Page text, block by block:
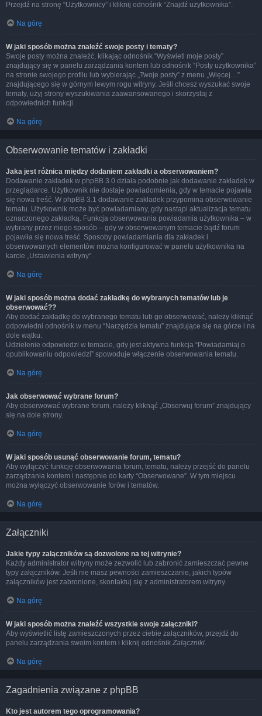
Przejdź na stronę “Użytkownicy” i kliknij odnośnik “Znajdź użytkownika”.
Na górę
W jaki sposób można znaleźć swoje posty i tematy?
Swoje posty można znaleźć, klikając odnośnik “Wyświetl moje posty”
znajdujący się w panelu zarządzania kontem lub odnośnik “Posty użytkownika”
na stronie swojego profilu lub wybierając „Twoje posty” z menu „Więcej…”
znajdującego się w górnym lewym rogu witryny. Jeśli chcesz wyszukać swoje
tematy, użyj strony wyszukiwania zaawansowanego i skorzystaj z
odpowiednich funkcji.
Na górę
Obserwowanie tematów i zakładki
Jaka jest różnica między dodaniem zakładki a obserwowaniem?
Dodawanie zakładek w phpBB 3.0 działa podobnie jak dodawanie zakładek w
przeglądarce. Użytkownik nie dostaje powiadomienia, gdy w temacie pojawia
się nowa treść. W phpBB 3.1 dodawanie zakładek przypomina obserwowanie
tematu. Użytkownik może być powiadamiany, gdy nastąpi aktualizacja tematu
oznaczonego zakładką. Funkcja obserwowania powiadamia użytkownika – w
wybrany przez niego sposób – gdy w obserwowanym temacie bądź forum
pojawiła się nowa treść. Sposoby powiadamiania dla zakładek i
obserwowanych elementów można konfigurować w panelu użytkownika na
karcie „Ustawienia witryny”.
Na górę
W jaki sposób można dodać zakładkę do wybranych tematów lub je
obserwować??
Aby dodać zakładkę do wybranego tematu lub go obserwować, należy kliknąć
odpowiedni odnośnik w menu “Narzędzia tematu” znajdujące się na górze i na
dole wątku.
Udzielenie odpowiedzi w temacie, gdy jest aktywna funkcja “Powiadamiaj o
opublikowaniu odpowiedzi” spowoduje włączenie obserwowania tematu.
Na górę
Jak obserwować wybrane forum?
Aby obserwować wybrane forum, należy kliknąć „Obserwuj forum” znajdujący
się na dole strony.
Na górę
W jaki sposób usunąć obserwowanie forum, tematu?
Aby wyłączyć funkcję obserwowania forum, tematu, należy przejść do panelu
zarządzania kontem i następnie do karty “Obserwowane”. W tym miejscu
można wyłączyć obserwowanie forów i tematów.
Na górę
Załączniki
Jakie typy załączników są dozwolone na tej witrynie?
Każdy administrator witryny może zezwolić lub zabronić zamieszczać pewne
typy załączników. Jeśli nie masz pewności zamieszczanie, jakich typów
załączników jest zabronione, skontaktuj się z administratorem witryny.
Na górę
W jaki sposób można znaleźć wszystkie swoje załączniki?
Aby wyświetlić listę zamieszczonych przez ciebie załączników, przejdź do
panelu zarządzania swoim kontem i kliknij odnośnik Załączniki.
Na górę
Zagadnienia związane z phpBB
Kto jest autorem tego oprogramowania?